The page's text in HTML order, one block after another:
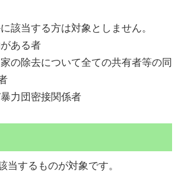
該当する方は対象としません。
ある者
の除去について全ての共有者等の同
力団密接関係者
当するものが対象です。